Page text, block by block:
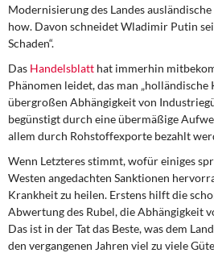
Institut Solidarische Moderne
Rosa-Luxemburg-Stiftung
Über mich
Modernisierung des Landes
how. Davon schneidet Wladimir Putin
Schaden“.
Das Handelsblatt hat immerhin
Phänomen leidet, das man
übergroßen Abhängigkeit von
begünstigt durch eine übermäßige
allem durch Rohstoffexporte bezahlt
Wenn Letzteres stimmt, wofür einiges
Westen angedachten Sanktionen
Krankheit zu heilen. Erstens hilft die
Abwertung des Rubel, die Abhängigkeit
Das ist in der Tat das Beste, was dem
den vergangenen Jahren viel zu viele